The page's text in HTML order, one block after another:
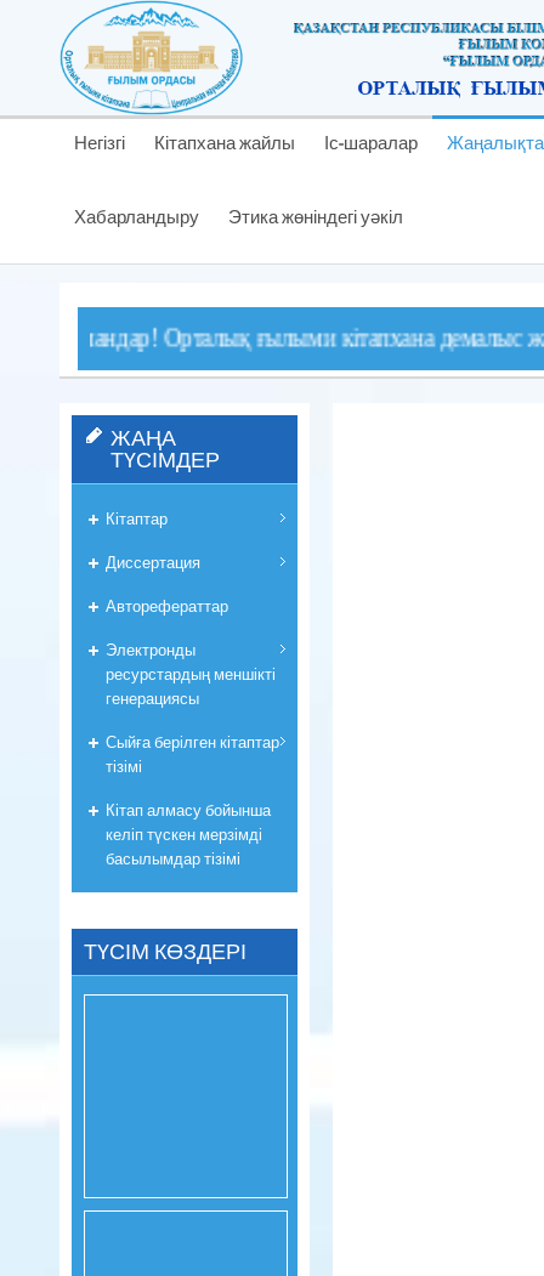
Негізгі Кітапхана жайлы Іс-шаралар
Хабарландыру Этика жөніндегі уәкіл
Орталық ғылыми кітапхана демалыс және
ЖАҢА
ТҮСІМДЕР
Кітаптар
Диссертация
Авторефераттар
Электронды
ресурстардың меншікті
генерациясы
Сыйға берілген кітаптар
тізімі
Кітап алмасу бойынша
келіп түскен мерзімді
басылымдар тізімі
ТҮСІМ КӨЗДЕРІ